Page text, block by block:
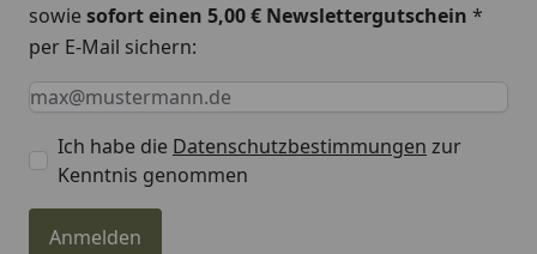
sowiesofort einen 5,00 € Newslettergutschein *
per E-Mail sichern:
Keine Eingabe erforderlich
Eingabe erforderlich
E-Mail *
Ich habe die Datenschutzbestimmungen zur
Kenntnis genommen
Anmelden